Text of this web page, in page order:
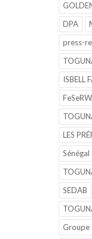
DPA
press-
ISBELL
LES
Sénégal
SEDAB
Groupe